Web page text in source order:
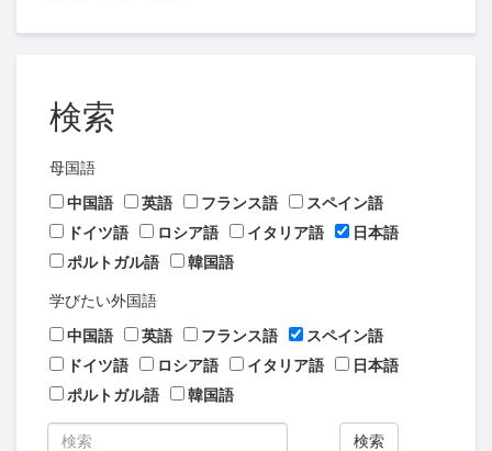
検索
母国語
中国語
英語 フランス語
スペイン語
ドイツ語
ロシア語 イタリア語
日本語
ポルトガル語
韓国語
学びたい外国語
中国語
英語 フランス語
スペイン語
ドイツ語
ロシア語 イタリア語
日本語
ポルトガル語
韓国語
検索